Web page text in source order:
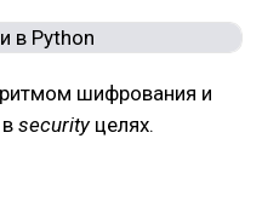
шифрования и
securityцелях.